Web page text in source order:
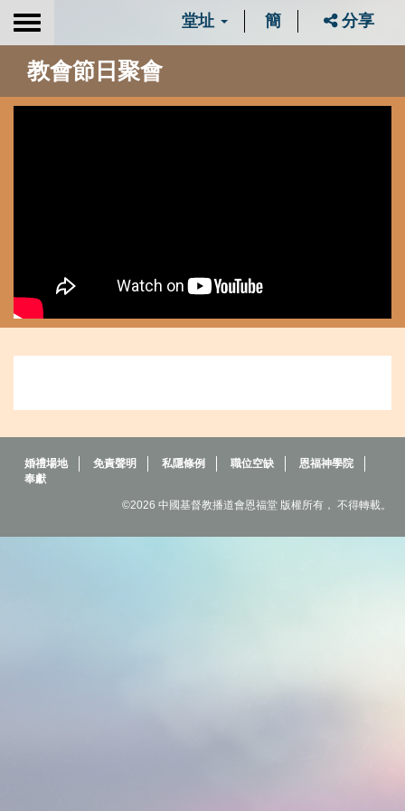
Toggle
堂址 簡 分享
教會節日聚會
婚禮場地 免責聲明 私隱條例 職位空缺
恩福神學院
奉獻
©2026 中國基督教播道會恩福堂 版權所有， 不得轉載。